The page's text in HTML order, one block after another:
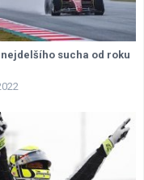
nejdelšího sucha od roku